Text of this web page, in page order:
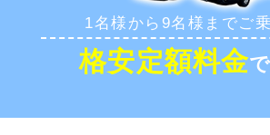
お問合せ 予約
1名様から9名様までご
格安定額料金で